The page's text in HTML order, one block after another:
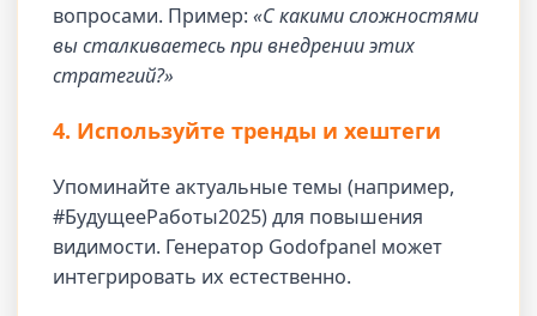
вопросами. Пример:«С какими сложностями
вы сталкиваетесь при внедрении этих
стратегий?»
4. Используйте тренды и хештеги
Упоминайте актуальные темы (например,
#БудущееРаботы2025) для повышения
видимости. Генератор Godofpanel может
интегрировать их естественно.